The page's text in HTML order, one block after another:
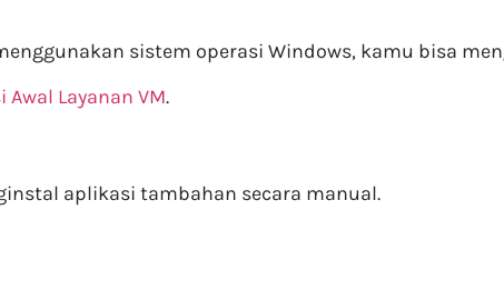
sistem operasi Windows, kamu bisa
Layanan VM.
aplikasi tambahan secara manual.